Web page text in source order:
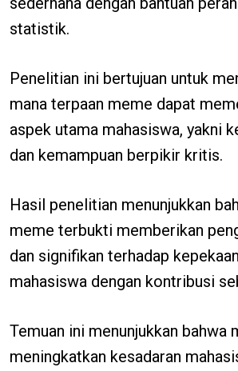
statistik.
Penelitian ini bertujuan untuk
mana terpaan meme dapat
aspek utama mahasiswa, yakni
dan kemampuan berpikir kritis.
Hasil penelitian menunjukkan
meme terbukti memberikan
dan signifikan terhadap
mahasiswa dengan kontribusi
Temuan ini menunjukkan bahwa
meningkatkan kesadaran